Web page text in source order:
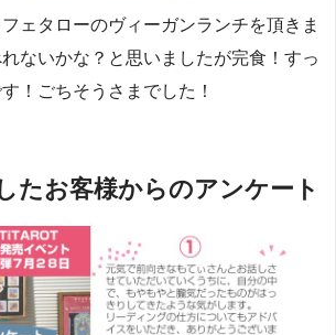
ェタローのヴィーガンランチを頂きま
ないかな？と思いましたが完食！すっ
！ごちそうさまでした！
たお客様からのアンケート